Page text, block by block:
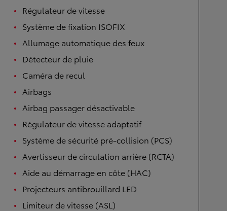
Régulateur de vitesse
Système de fixation ISOFIX
Allumage automatique des feux
Détecteur de pluie
Caméra de recul
Airbags
Airbag passager désactivable
Régulateur de vitesse adaptatif
Système de sécurité pré-collision (PCS)
Avertisseur de circulation arrière (RCTA)
Aide au démarrage en côte (HAC)
Projecteurs antibrouillard LED
Limiteur de vitesse (ASL)